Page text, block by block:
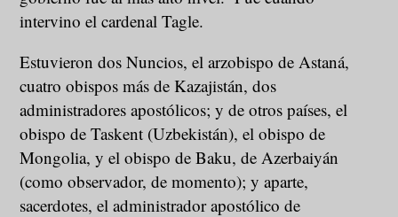
intervino el cardenal Tagle.
Estuvieron dos Nuncios, el arzobispo de Astaná,
cuatro obispos más de Kazajistán, dos
administradores apostólicos; y de otros países, el
obispo de Taskent (Uzbekistán), el obispo de
Mongolia, y el obispo de Baku, de Azerbaiyán
(como observador, de momento); y aparte,
sacerdotes, el administrador apostólico de